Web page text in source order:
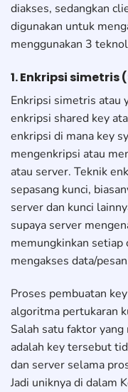
diakses, sedangkan
digunakan untuk
menggunakan 3
1. Enkripsi
Enkripsi simetris atau
enkripsi shared key
enkripsi di mana key
mengenkripsi atau
atau server. Teknik
sepasang kunci,
server dan kunci
supaya server
memungkinkan
mengakses data/
Proses pembuatan
algoritma pertukaran
Salah satu faktor
adalah key tersebut
dan server selama
Jadi uniknya di dalam